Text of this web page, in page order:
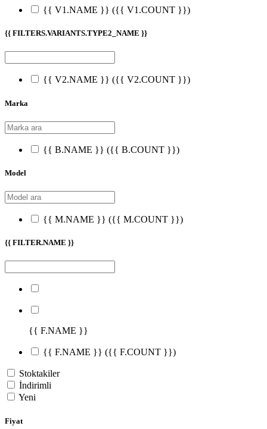
{{ V1.NAME }} ({{ V1.COUNT }})
{{ FILTERS.VARIANTS.TYPE2_NAME }}
{{ V2.NAME }} ({{ V2.COUNT }})
Marka
{{ B.NAME }} ({{ B.COUNT }})
Model
{{ M.NAME }} ({{ M.COUNT }})
{{ FILTER.NAME }}
{{ F.NAME }}
{{ F.NAME }} ({{ F.COUNT }})
Stoktakiler
İndirimli
Yeni
Fiyat